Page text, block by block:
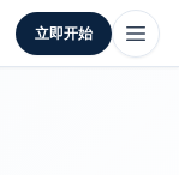
立即开始